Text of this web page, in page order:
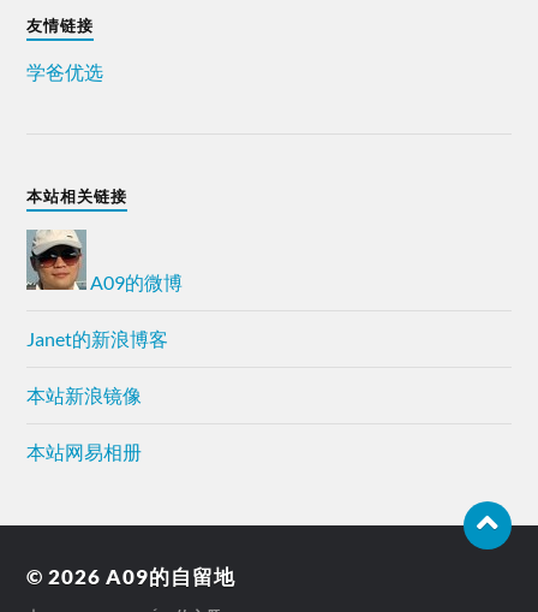
友情链接
学爸优选
本站相关链接
A09的微博
Janet的新浪博客
本站新浪镜像
本站网易相册
© 2026A09的自留地